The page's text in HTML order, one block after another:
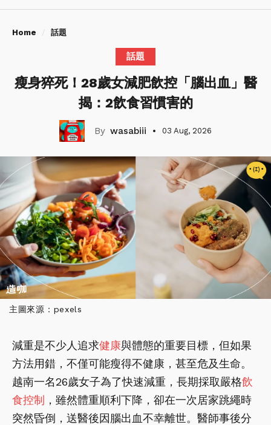
Home 話題
話題
瘦身猝死！28歲女減肥飲控「腦出血」醫
揭：2飲食習慣害的
wasabiii 03 Aug, 2026
主圖來源：pexels
減重是不少人追求健康與體態的重要目標，但如果
方法用錯，不僅可能瘦得不健康，甚至危及生命。
越南一名26歲女子為了快速減重，長期採取嚴格飲
食控制 ，雖然體重順利下降，卻在一次居家跳繩時
突然昏倒，送醫後因腦出血不幸離世。醫師事後分